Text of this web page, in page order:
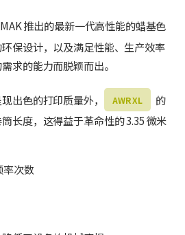
推出的最新一代高性能的蜡基色
保设计，以及满足性能、生产效率
求的能力而脱颖而出。
出色的打印质量外， AWR XL
的
长度，这得益于革命性的 3.35 微米
次数